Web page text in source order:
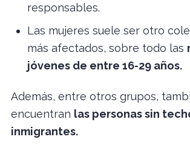
responsables.
Las mujeres suele ser otro
más afectados, sobre todo las
jóvenes de entre 16-29 años.
Además, entre otros grupos,
encuentran las personas sin
inmigrantes.